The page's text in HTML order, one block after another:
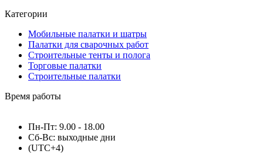
Категории
Мобильные палатки и шатры
Палатки для сварочных работ
Строительные тенты и полога
Торговые палатки
Строительные палатки
Время работы
Пн-Пт: 9.00 - 18.00
Сб-Вс: выходные дни
(UTC+4)